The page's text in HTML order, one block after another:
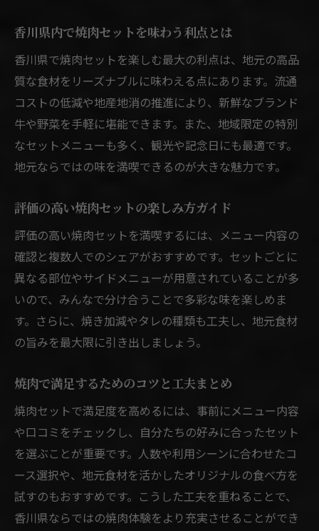
コスパに優れた焼肉セットの見分け方
焼肉セットでコスパ重視の選び方を伝授
焼肉店のセットメニュー価格比較のポイン
コスパ良好な焼肉セットの特徴を解説
焼肉セットで満足感とコスパを両立する方
コスパ重視で選ぶ焼肉セットの注意点紹介
焼肉で賢くコスパの良いセットを選ぶ秘訣
地元食材で楽しむ焼肉セットのおすすめ
地元食材を活かした焼肉セットの魅力紹介
焼肉セットで味わう旬の香川県産素材
オリーブ牛など地元食材の焼肉活用法
焼肉で地元農産物を楽しむセット選び方
香川県産食材で楽しむ焼肉セットの特徴
焼肉セットで充実した食事を叶える秘訣
焼肉セットで食事を充実させるコツを解説
焼肉で満足感を得るセット活用のポイント
焼肉セットで楽しい食事会を実現する方法
焼肉のセットメニューで満足度を高める秘
香川県内で焼肉セットを味わう利点とは
香川県で焼肉セットを楽しむ最大の利点は、地元の高品
質な食材をリーズナブルに味わえる点にあります。流通
コストの低減や地産地消の推進により、新鮮なブランド
牛や野菜を手軽に堪能できます。また、地域限定の特別
なセットメニューも多く、観光や記念日にも最適です。
地元ならではの味を満喫できるのが大きな魅力です。
評価の高い焼肉セットの楽しみ方ガイド
評価の高い焼肉セットを満喫するには、メニュー内容の
確認と複数人でのシェアがおすすめです。セットごとに
異なる部位やサイドメニューが用意されていることが多
いので、みんなで分け合うことで多彩な味を楽しめま
す。さらに、焼き加減やタレの種類も工夫し、地元食材
の旨みを最大限に引き出しましょう。
焼肉で満足するためのコツと工夫まとめ
焼肉セットで満足度を高めるには、事前にメニュー内容
や口コミをチェックし、自分たちの好みに合ったセット
を選ぶことが重要です。人数や利用シーンに合わせたコ
ース選択や、地元食材を活かしたオリジナルの食べ方を
試すのもおすすめです。こうした工夫を重ねることで、
香川県ならではの焼肉体験をより充実させることができ